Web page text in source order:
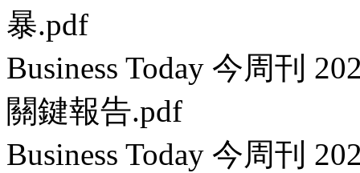
暴.pdf
Business Today 今周刊
關鍵報告.pdf
Business Today 今周刊